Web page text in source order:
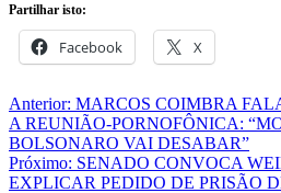
Partilhar isto:
Facebook X
Navegação
de
artigos
Anterior: MARCOS COIMBRA
A REUNIÃO-PORNOFÔNICA:
BOLSONARO VAI DESABAR”
Próximo: SENADO CONVOCA
EXPLICAR PEDIDO DE PRISÃO